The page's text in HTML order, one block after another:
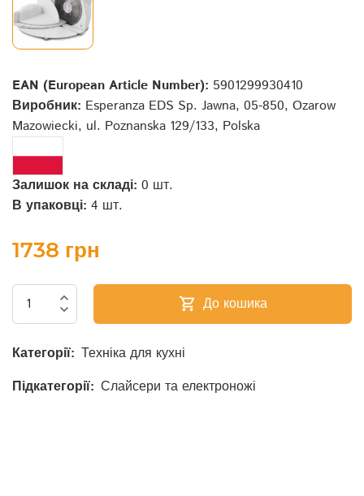
EAN (European Article Number): 5901299930410
Виробник: Esperanza EDS Sp. Jawna, 05-850, Ozarow
Mazowiecki, ul. Poznanska 129/133, Polska
Залишок на складі: 0 шт.
В упаковці: 4 шт.
1738 грн
expand_less
expand_more shopping_cart До кошика
Категорії: Техніка для кухні
Підкатегорії: Слайсери та електроножі